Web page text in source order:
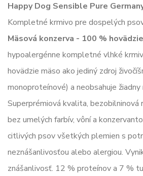
Happy Dog Sensible Pure
Kompletné krmivo pre dospelých
Mäsová konzerva - 100 %
hypoalergénne kompletné vlhké
hovädzie mäso ako jediný zdroj
monoproteínové) a neobsahuje
Superprémiová kvalita, bezobilninová
bez umelých farbív, vôní a
citlivých psov všetkých plemien s
neznášanlivosťou alebo alergiou.
znášanlivosť. 12 % proteínov a 7 %